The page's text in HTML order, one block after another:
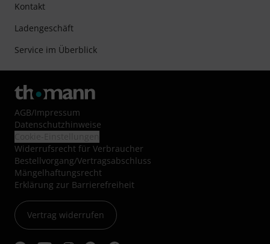
Kontakt
Ladengeschäft
Service im Überblick
AGB/Impressum
Datenschutzhinweise
Widerrufsrecht für Verbraucher
Bestellvorgang/Vertragsabschluss
Mängelhaftungsrecht
Erklärung zur Barrierefreiheit
Vertrag widerrufen